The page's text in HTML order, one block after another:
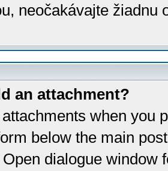
neočakávajte žiadnu
an attachment?
when you
below the main
dialogue window